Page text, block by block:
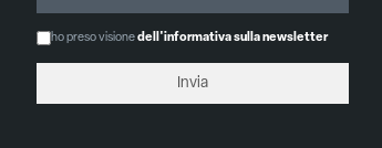
ho preso visionedell'informativa sulla newsletter